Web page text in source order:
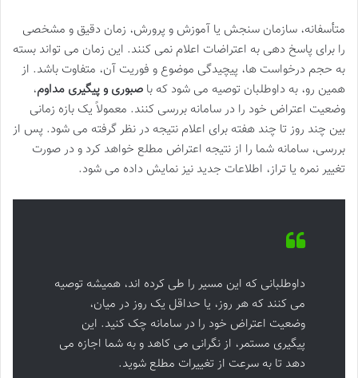
متأسفانه، سازمان سنجش یا آموزش و پرورش، زمان دقیق و مشخصی
را برای پاسخ دهی به اعتراضات اعلام نمی کنند. این زمان می تواند بسته
به حجم درخواست ها، پیچیدگی موضوع و فوریت آن، متفاوت باشد. از
همین رو، به داوطلبان توصیه می شود که با صبوری و پیگیری مداوم،
وضعیت اعتراض خود را در سامانه بررسی کنند. معمولاً یک بازه زمانی
بین چند روز تا چند هفته برای اعلام نتیجه در نظر گرفته می شود. پس از
بررسی، سامانه شما را از نتیجه اعتراض مطلع خواهد کرد و در صورت
تغییر نمره یا تراز، اطلاعات جدید نیز نمایش داده می شود.
داوطلبانی که این مسیر را طی کرده اند، همیشه توصیه
می کنند که هر روز، یا حداقل یک روز در میان،
وضعیت اعتراض خود را در سامانه چک کنید. این
پیگیری مستمر، از نگرانی می کاهد و به شما اجازه می
دهد تا به سرعت از تغییرات مطلع شوید.